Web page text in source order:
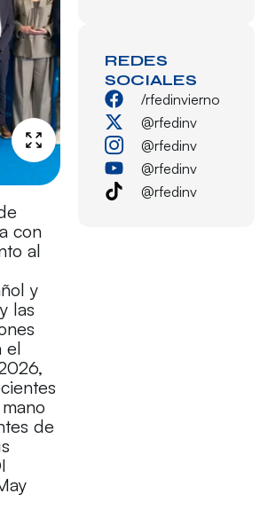
con
al
y
las
el
de
REDES
SOCIALES
/rfedinvierno
@rfedinv
@rfedinv
@rfedinv
@rfedinv